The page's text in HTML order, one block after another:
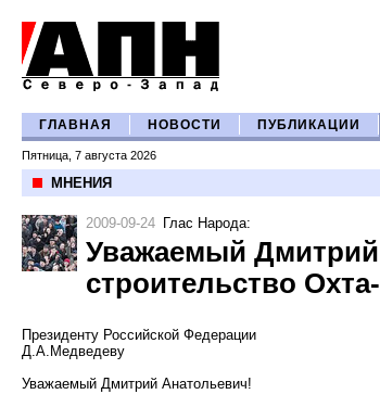
ГЛАВНАЯ НОВОСТИ ПУБЛИКАЦИИ
Пятница, 7 августа 2026
МНЕНИЯ
2009-09-24 Глас Народа:
Уважаемый
строительство
Президенту Российской Федерации
Д.А.Медведеву
Уважаемый Дмитрий Анатольевич!